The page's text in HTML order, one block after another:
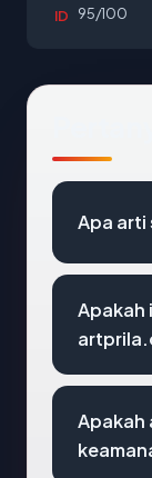
ID 95/100
Apa arti
Apakah
Apakah